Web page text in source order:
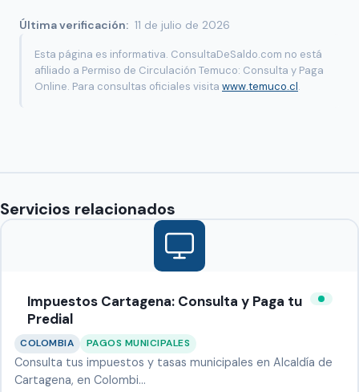
Última verificación: 11 de julio de 2026
Esta página es informativa. ConsultaDeSaldo.com no está
afiliado a Permiso de Circulación Temuco: Consulta y Paga
Online. Para consultas oficiales visita www.temuco.cl.
Servicios relacionados
Impuestos Cartagena: Consulta y Paga tu
Predial
COLOMBIA PAGOS MUNICIPALES
Consulta tus impuestos y tasas municipales en Alcaldía de
Cartagena, en Colombi…